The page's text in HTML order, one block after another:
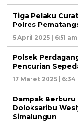
Tiga Pelaku
Polres
5 April 2025 | 6:51
Polsek
Pencurian
17 Maret 2025 | 6:34
Dampak Berburu
Doloksaribu
Simalungun